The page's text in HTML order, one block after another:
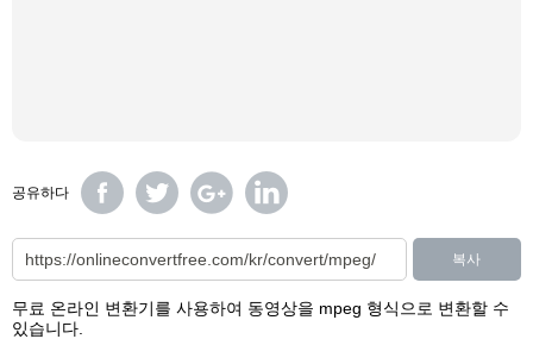
공유하다
복사
무료 온라인 변환기를 사용하여 동영상을 mpeg 형식으로 변환할 수
있습니다.